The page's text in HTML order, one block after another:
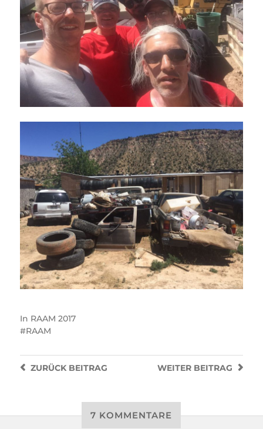
In RAAM 2017
RAAM
WEITER BEITRAG
ZURÜCKBEITRAG
7 KOMMENTARE